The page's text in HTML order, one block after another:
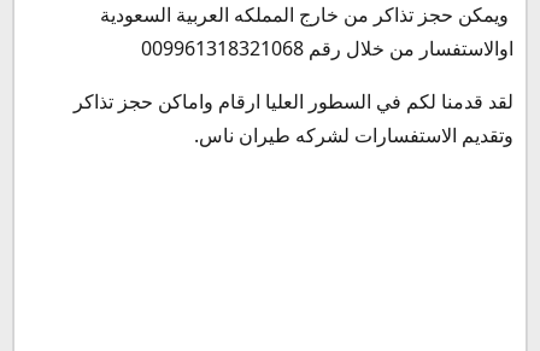
ويمكن حجز تذاكر من خارج المملكه العربية السعودية
اوالاستفسار من خلال رقم 009961318321068
لقد قدمنا لكم في السطور العليا ارقام واماكن حجز تذاكر
وتقديم الاستفسارات لشركه طيران ناس.